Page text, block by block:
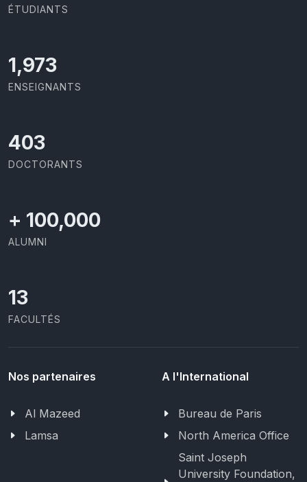
ÉTUDIANTS
2,086
ENSEIGNANTS
426
DOCTORANTS
+ 100,000
ALUMNI
13
FACULTÉS
Nos partenaires
Al Mazeed
Lamsa
A l'International
Bureau de Paris
North America Office
Saint Joseph
University Foundation,